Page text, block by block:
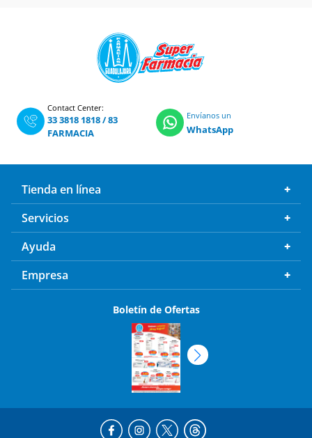
Contact Center:
33 3818 1818/83
FARMACIA
Envíanos un
WhatsApp
Tienda en línea
Servicios
Ayuda
Empresa
Boletín de Ofertas